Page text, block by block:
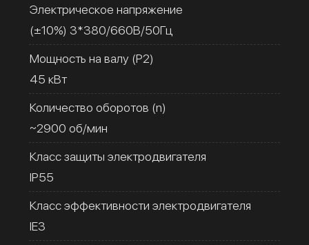
Электрическое напряжение
(±10%) 3*380/660В/50Гц
Мощность на валу (Р2)
45 кВт
Количество оборотов (n)
~2900 об/мин
Класс защиты электродвигателя
IP55
Класс эффективности электродвигателя
IE3